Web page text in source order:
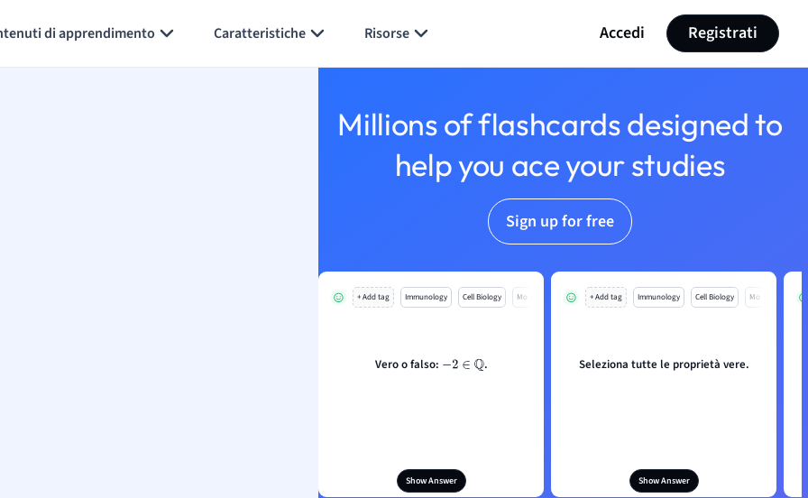
di apprendimento Caratteristiche Risorse Accedi Registrati
Millions of flashcards designed to
help you ace your studies
Sign up for free
+ Add tag Immunology Cell Biology Mo
Vero o falso: −2∈Q .
Show Answer
+ Add tag Immunology Cell Biology Mo
Seleziona tutte le proprietà vere.
Show Answer